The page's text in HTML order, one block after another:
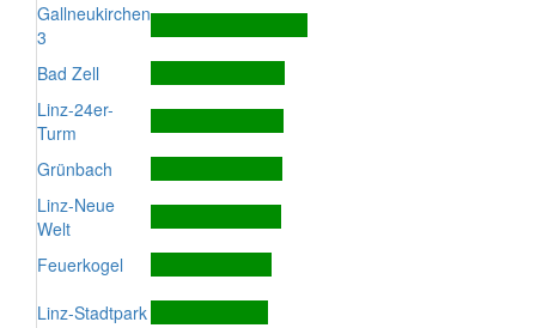
Gallneukirchen
3
Bad Zell
Linz-24er-
Turm
Grünbach
Linz-Neue
Welt
Feuerkogel
Linz-Stadtpark